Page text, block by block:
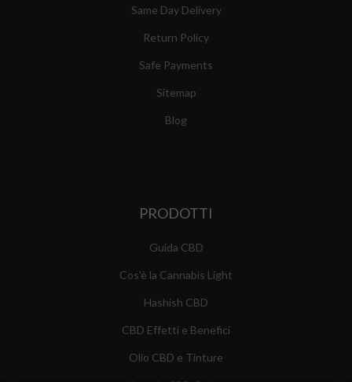
Same Day Delivery
Return Policy
Safe Payments
Sitemap
Blog
PRODOTTI
Guida CBD
Cos'è la Cannabis Light
Hashish CBD
CBD Effetti e Benefici
Olio CBD e Tinture